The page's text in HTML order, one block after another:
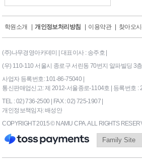
학원소개 | 개인정보처리방침 | 이용약관 | 찾아오
(주)나무경영아카데미 | 대표이사 : 송주호 |
(우) 110-110 서울시 종로구 서린동 70번지 알파빌딩 3층
사업자 등록번호: 101-86-75040 |
통신판매업신고: 제 2012-서울종로-1104호 | 등록번호 :
TEL : 02) 736-2500 | FAX : 02) 725-1907 |
개인정보책임자: 배성안
COPYRIGHT 2015 © NAMU CPA. ALL RIGHTS